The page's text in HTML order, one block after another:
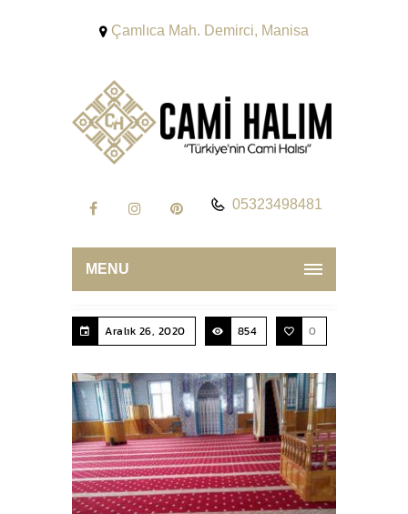
Çamlıca Mah. Demirci, Manisa
05323498481
MENU
Aralık 26, 2020 854 0